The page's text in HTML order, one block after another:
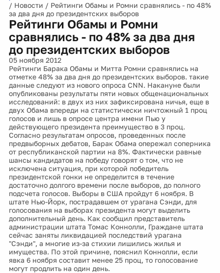
/ Новости / Рейтинги Обамы и Ромни сравнялись - по 48%
за два дня до президентских выборов
Рейтинги Обамы и Ромни
сравнялись - по 48% за два дня
до президентских выборов
05 ноября 2012
Рейтинги Барака Обамы и Митта Ромни сравнялись на
отметке 48% за два дня до президентских выборов. такие
данные следуют из нового опроса CNN. Накануне были
опубликованы результаты пяти новых общенациональных
исследований: в двух из них зафиксирована ничья, еще в
двух Обама впереди на статистически ничтожный 1 проц
голосов и лишь в опросе центра имени Пью у
действующего президента преимущество в 3 проц.
Согласно результатам опросов, проведенных после
предвыборных дебатов, Барак Обама опережал соперника
от республиканской партии на 8%. Фактически равные
шансы кандидатов на победу говорят о том, что не
исключена ситуация, при которой победитель
президентской гонки не определится в течение
достаточно долгого времени после выборов, до полного
подсчета голосов. Выборы в США пройдут 6 ноября. В
штате Нью-Йорк, пострадавшем от урагана Сэнди, для
голосования на выборах президента могут выделить
дополнительный день. Как сообщил представитель
администрации штата Томас Коннолли, Граждане штата
сейчас заняты ликвидацией последствий урагана
"Сэнди", а многие из-за стихии лишились жилья и
имущества. По этой причине, пояснил Коннолли, если
явка 6 ноября составит менее 25 проц, то голосование
могут продлить на один день.